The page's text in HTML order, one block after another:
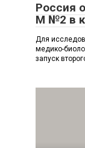
Россия
М №2 в
Для
медико-
запуск